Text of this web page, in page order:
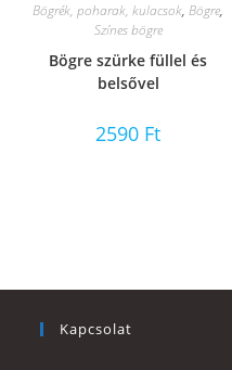
Bögrék, poharak, kulacsok,Bögre,
Színes bögre
Bögre szürke füllel és
belsővel
2590 Ft
Kapcsolat